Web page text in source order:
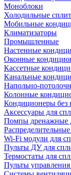
Моноблоки
Холодильные
Мобильные
Климатизаторы
Промышленные
Настенные
Оконные
Кассетные
Канальные
Напольно-
Колонные
Кондиционеры без
Аксессуары для
Помпы дренажные
Wi-Fi модули для
Пульты ДУ для
Термостаты для
Пульты